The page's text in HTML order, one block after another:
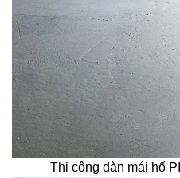
Thi công dàn mái hố